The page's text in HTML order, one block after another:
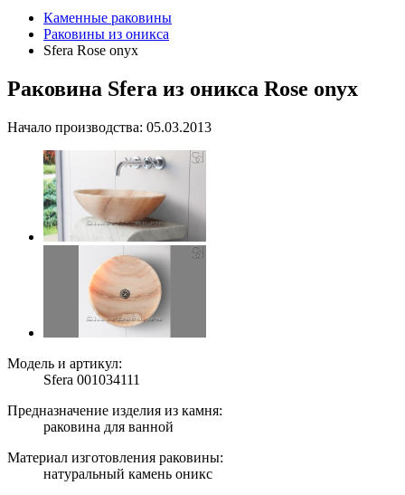
Каменные раковины
Раковины из оникса
Sfera Rose onyx
Раковина Sfera из оникса Rose onyx
Начало производства: 05.03.2013
Модель и артикул:
Sfera 001034111
Предназначение изделия из камня:
раковина для ванной
Материал изготовления раковины:
натуральный камень оникс